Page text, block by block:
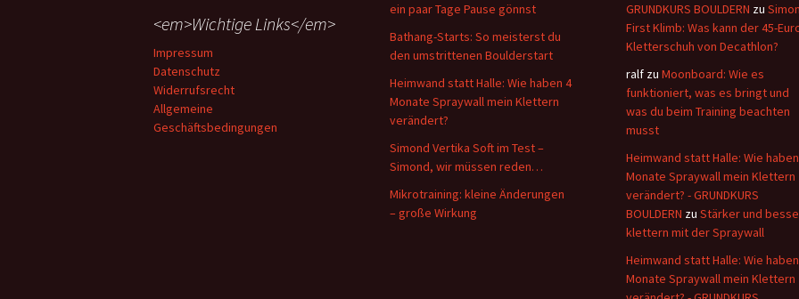
ein paar Tage Pause gönnst
Bathang-Starts: So meisterst du
den umstrittenen Boulderstart
Heimwand statt Halle: Wie haben 4
Monate Spraywall mein Klettern
verändert?
Simond Vertika Soft im Test –
Simond, wir müssen reden…
Mikrotraining: kleine Änderungen
– große Wirkung
GRUNDKURS BOULDERN zu
First Klimb: Was kann der 45-
Kletterschuh von Decathlon?
ralf zu Moonboard: Wie es
funktioniert, was es bringt und
was du beim Training beachten
musst
Heimwand statt Halle: Wie
Monate Spraywall mein Klettern
verändert? - GRUNDKURS
BOULDERN zu Stärker und
klettern mit der Spraywall
Heimwand statt Halle: Wie
Monate Spraywall mein Klettern
<em>Wichtige Links</em>
Impressum
Datenschutz
Widerrufsrecht
Allgemeine
Geschäftsbedingungen